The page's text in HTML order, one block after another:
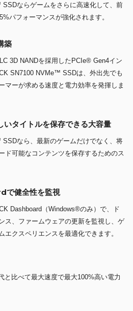
ならゲームをさらに高速化して、前
パフォーマンスが強化されます。
築
3D NANDを採用したPCIe® Gen4イン
SN7100 NVMe™ SSDは、外出先でも
マーが求める速度と電力効率を発揮しま
いタイトルを保存できる大容量
なら、最新のゲームだけでなく、将
ド可能なコンテンツを保存するためのス
健全性を監視
Dashboard（Windows®のみ）で、ド
ス、ファームウェアの更新を監視し、ゲ
エクスペリエンスを最適化できます。
と比べて最大速度で最大100%高い電力